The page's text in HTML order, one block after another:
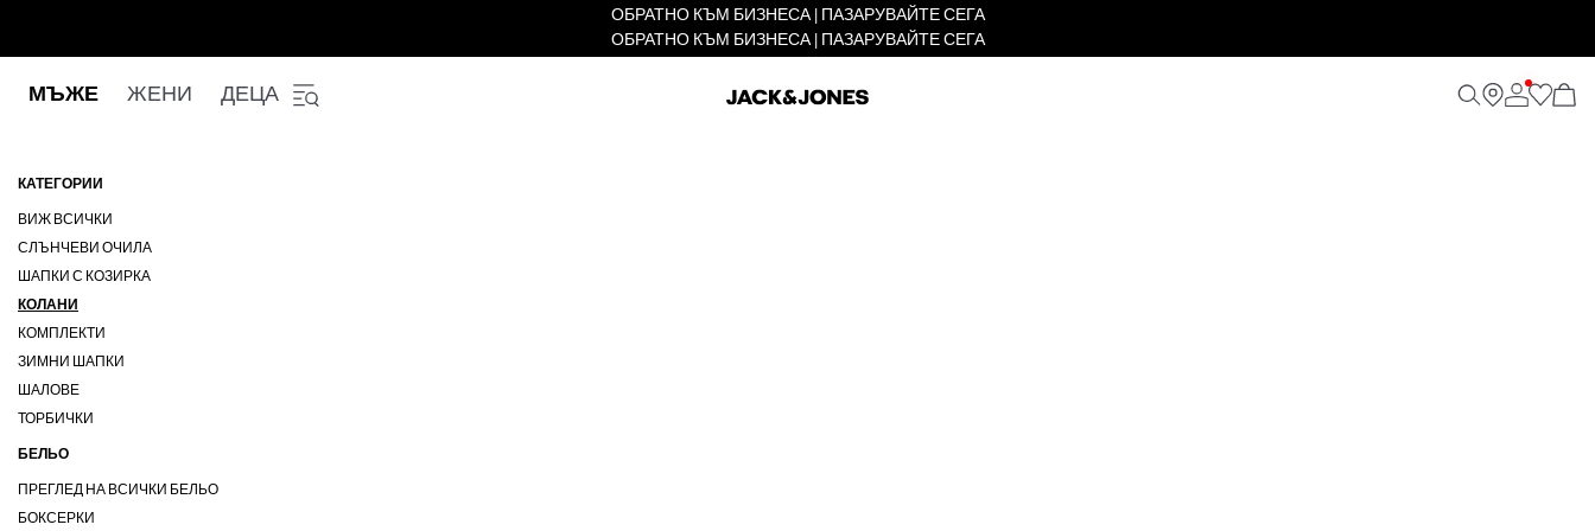
ОБРАТНО КЪМ БИЗНЕСА | ПАЗАРУВАЙТЕ СЕГА
ОБРАТНО КЪМ БИЗНЕСА | ПАЗАРУВАЙТЕ СЕГА
МЪЖЕ ЖЕНИ ДЕЦА
КАТЕГОРИИ
ВИЖ ВСИЧКИ
СЛЪНЧЕВИ ОЧИЛА
ШАПКИ С КОЗИРКА
КОЛАНИ
КОМПЛЕКТИ
ЗИМНИ ШАПКИ
ШАЛОВЕ
ТОРБИЧКИ
БЕЛЬО
ПРЕГЛЕД НА ВСИЧКИ БЕЛЬО
БОКСЕРКИ